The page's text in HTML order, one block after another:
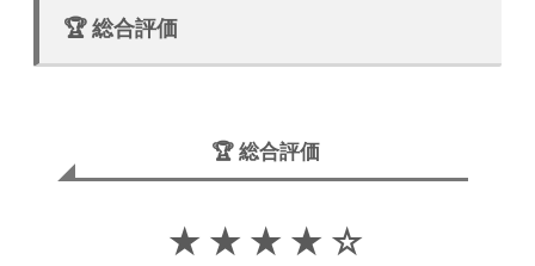
🏆 総合評価
🏆 総合評価
★★★★☆